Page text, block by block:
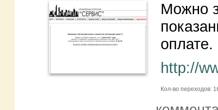
Можно
оплате.
http://
Кол-во переходов: